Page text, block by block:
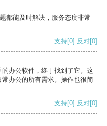
都能及时解决，服务态度非常
支持[0] 反对[0]
办公软件，终于找到了它。这
办公的所有需求。操作也很简
支持[0] 反对[0]